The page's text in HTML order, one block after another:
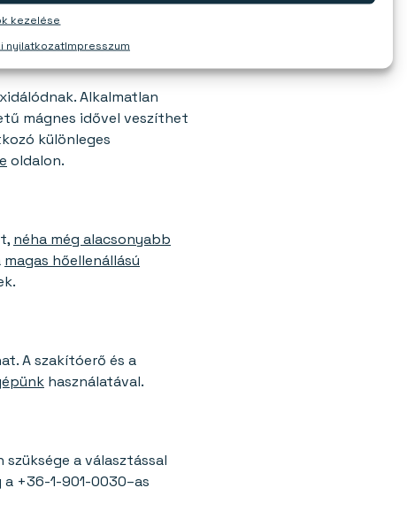
kezelése
nyilatkozatImpresszum
Alkalmatlan
mágnes idővel veszíthet
különleges
oldalon.
néha még alacsonyabb
magas hőellenállású
A szakítóerő és a
használatával.
a választással
+36-1-901-0030–as